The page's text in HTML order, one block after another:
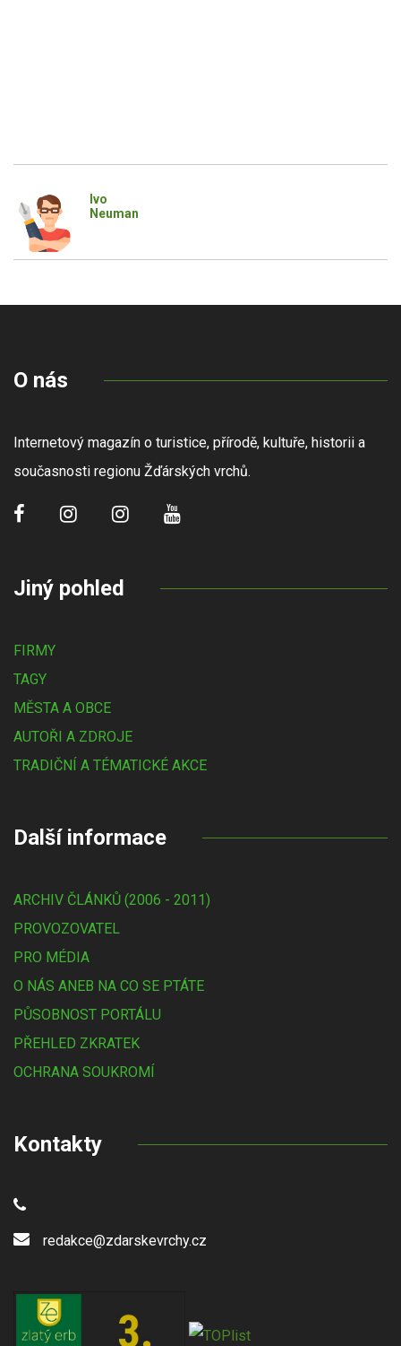
Ivo
Neuman
O nás
Internetový magazín o turistice, přírodě, kultuře, historii a
současnosti regionu Žďárských vrchů.
Jiný pohled
FIRMY
TAGY
MĚSTA A OBCE
AUTOŘI A ZDROJE
TRADIČNÍ A TÉMATICKÉ AKCE
Další informace
ARCHIV ČLÁNKŮ (2006 - 2011)
PROVOZOVATEL
PRO MÉDIA
O NÁS ANEB NA CO SE PTÁTE
PŮSOBNOST PORTÁLU
PŘEHLED ZKRATEK
OCHRANA SOUKROMÍ
Kontakty
redakce@zdarskevrchy.cz